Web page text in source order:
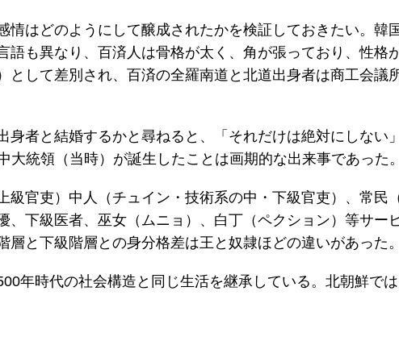
はどのようにして醸成されたかを検証しておきたい。韓
も異なり、百済人は骨格が太く、角が張っており、性格
して差別され、百済の全羅南道と北道出身者は商工会議
者と結婚するかと尋ねると、「それだけは絶対にしない
統領（当時）が誕生したことは画期的な出来事であった。
官吏）中人（チュイン・技術系の中・下級官吏）、常民
下級医者、巫女（ムニョ）、白丁（ペクション）等サー
と下級階層との身分格差は王と奴隷ほどの違いがあった。
年時代の社会構造と同じ生活を継承している。北朝鮮で